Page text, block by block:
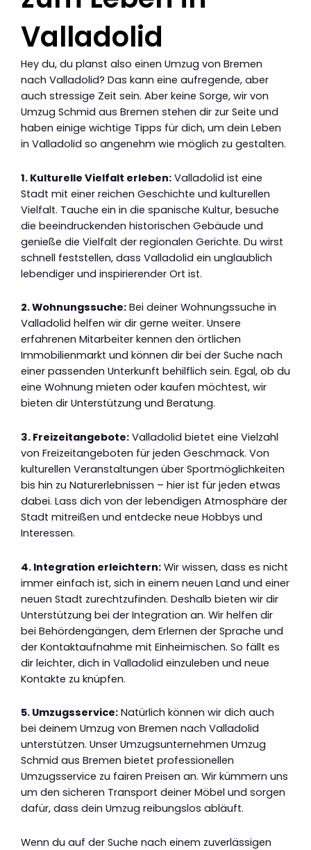
Valladolid
Hey du, du planst also einen Umzug von Bremen
nach Valladolid? Das kann eine aufregende, aber
auch stressige Zeit sein. Aber keine Sorge, wir von
Umzug Schmid aus Bremen stehen dir zur Seite und
haben einige wichtige Tipps für dich, um dein Leben
in Valladolid so angenehm wie möglich zu gestalten.
1. Kulturelle Vielfalt erleben: Valladolid ist eine
Stadt mit einer reichen Geschichte und kulturellen
Vielfalt. Tauche ein in die spanische Kultur, besuche
die beeindruckenden historischen Gebäude und
genieße die Vielfalt der regionalen Gerichte. Du wirst
schnell feststellen, dass Valladolid ein unglaublich
lebendiger und inspirierender Ort ist.
2. Wohnungssuche: Bei deiner Wohnungssuche in
Valladolid helfen wir dir gerne weiter. Unsere
erfahrenen Mitarbeiter kennen den örtlichen
Immobilienmarkt und können dir bei der Suche nach
einer passenden Unterkunft behilflich sein. Egal, ob du
eine Wohnung mieten oder kaufen möchtest, wir
bieten dir Unterstützung und Beratung.
3. Freizeitangebote: Valladolid bietet eine Vielzahl
von Freizeitangeboten für jeden Geschmack. Von
kulturellen Veranstaltungen über Sportmöglichkeiten
bis hin zu Naturerlebnissen – hier ist für jeden etwas
dabei. Lass dich von der lebendigen Atmosphäre der
Stadt mitreißen und entdecke neue Hobbys und
Interessen.
4. Integration erleichtern: Wir wissen, dass es nicht
immer einfach ist, sich in einem neuen Land und einer
neuen Stadt zurechtzufinden. Deshalb bieten wir dir
Unterstützung bei der Integration an. Wir helfen dir
bei Behördengängen, dem Erlernen der Sprache und
der Kontaktaufnahme mit Einheimischen. So fällt es
dir leichter, dich in Valladolid einzuleben und neue
Kontakte zu knüpfen.
5. Umzugsservice: Natürlich können wir dich auch
bei deinem Umzug von Bremen nach Valladolid
unterstützen. Unser Umzugsunternehmen Umzug
Schmid aus Bremen bietet professionellen
Umzugsservice zu fairen Preisen an. Wir kümmern uns
um den sicheren Transport deiner Möbel und sorgen
dafür, dass dein Umzug reibungslos abläuft.
Wenn du auf der Suche nach einem zuverlässigen